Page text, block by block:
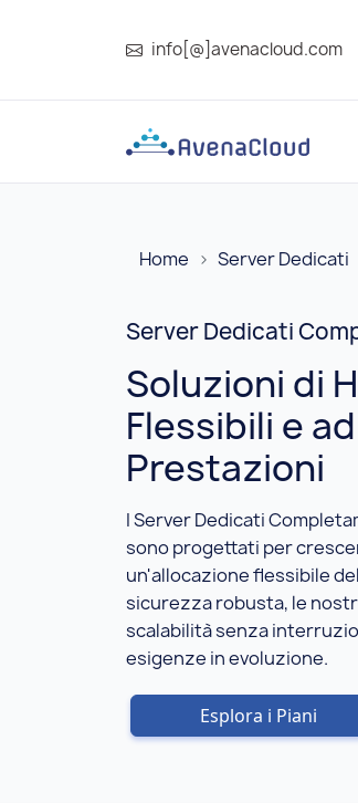
info[@]avenacloud.com
Home Server Dedicati
Server Dedicati
Soluzioni di
Flessibili e
Prestazioni
I Server Dedicati
sono progettati per
un'allocazione flessibile
sicurezza robusta, le
scalabilità senza
esigenze in evoluzione.
Esplora i Piani